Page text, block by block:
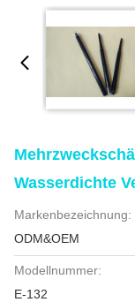
Wasserdichte
Markenbezeichnung:
ODM&OEM
Modellnummer:
E-132